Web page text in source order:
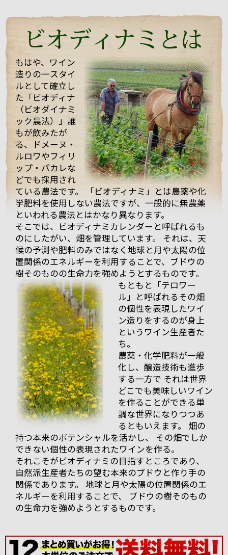
くれました。 途中で「もう大丈夫ですよ・・・」と言
っても、「これを飲んでくれ」と、どんどんいろいろ
なワインを持ってきてくれてワインや畑や自分の考え
などたくさん話していただきました！
そんな訪問の様子を一部まとめしたのでご覧くださ
い。 また動画も撮影したものをほんの少しまとめまし
たのでご一緒にどうぞ。 少しでもマルシャンの熱い思
いが伝わればいいなと思っています。
まず、着いて初めにマルシャンのヴィラージュクラス
の傑作ともいうべき、ワンランク上のブルゴーニュ・
ルージュ、「キュヴェ・アヴァロン」。
「キュヴェ・アヴァ
ロン」は、樹齢30年
ほどのブドウを使用
し醸造され、樽熟成
（新樽は使用しな
い）を2年行った後、
ステンレスタンクへ
移されます。
最初に2011年ヴィン
テージから試飲。
丁度この時、樽から
でタンクから直接取
ってきてくれまし
た。チェリーやイチ
ゴなどの甘酸っぱい香りと酸味がしっかりしていてフ
ルーティーな果実味のまだ若々しさが目立つ状態で
す。
そして、2008年物の残りわずかのヴィンテージも出し
ていただきました。
まだフルーティーさは残っていますが、タンニンをし
っかり感じる2011年よりしっかりとしたスタイル。
そして2010年。香りはもちろんフルーティーです、果
実味とタンニンなどとてもバランスのとれた印象でし
た。
案内していた
だき、地下セ
もはや、ワイン
造りの一スタイ
ルとして確立し
た「ビオディナ
（ビオダイナミ
ック農法）」誰
もが飲みたが
る、ドメーヌ・
ルロワやフィリ
ップ・パカレな
どでも採用され
ている農法です。 「ビオディナミ」とは農薬や化
学肥料を使用しない農法ですが、一般的に無農薬
といわれる農法とはかなり異なります。
そこでは、ビオディナミカレンダーと呼ばれるも
のにしたがい、畑を管理しています。 それは、天
候の予測や肥料のみではなく地球と月や太陽の位
置関係のエネルギーを利用することで、ブドウの
樹そのものの生命力を強めようとするものです。
もともと「テロワー
ル」と呼ばれるその畑
の個性を表現したワイ
ン造りをするのが身上
というワイン生産者た
ち。
農薬・化学肥料が一般
化し、醸造技術も進歩
する一方で それは世界
どこでも美味しいワイン
を作ることができる単
調な世界になりつつあ
るともいえます。 畑の
持つ本来のポテンシャルを活かし、 その畑でしか
できない個性の表現されたワインを作る。
それこそがビオディナミの目指すところであり、
自然派生産者たちの望む本来のブドウと作り手の
関係であります。 地球と月や太陽の位置関係のエ
ネルギーを利用することで、 ブドウの樹そのもの
の生命力を強めようとするものです。